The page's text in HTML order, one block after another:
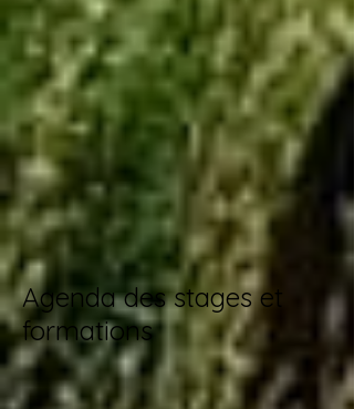
Agenda des stages et
formations